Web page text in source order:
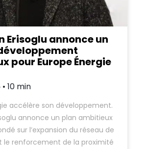
Erisoglu annonce un
pour Europe Énergie
10 min
accélère son développement.
annonce un plan ambitieux
sur l’expansion du réseau de
le renforcement de la proximité